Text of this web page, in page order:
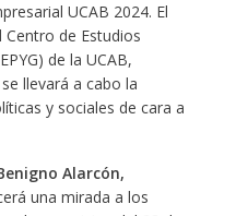
UCAB 2024. El
de Estudios
de la UCAB,
llevará a cabo la
y sociales de cara a
Alarcón,
una mirada a los